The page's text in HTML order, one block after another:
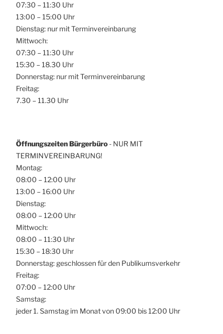
07:30 – 11:30 Uhr
13:00 – 15:00 Uhr
Dienstag: nur mit Terminvereinbarung
Mittwoch:
07:30 – 11:30 Uhr
15:30 – 18.30 Uhr
Donnerstag: nur mit Terminvereinbarung
Freitag:
7.30 – 11.30 Uhr
Öffnungszeiten Bürgerbüro - NUR MIT
TERMINVEREINBARUNG!
Montag:
08:00 – 12:00 Uhr
13:00 – 16:00 Uhr
Dienstag:
08:00 – 12:00 Uhr
Mittwoch:
08:00 – 11:30 Uhr
15:30 – 18:30 Uhr
Donnerstag: geschlossen für den Publikumsverkehr
Freitag:
07:00 – 12:00 Uhr
Samstag:
jeder 1. Samstag im Monat von 09:00 bis 12:00 Uhr